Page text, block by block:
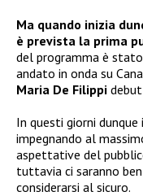
Ma quando inizia
è prevista la prima
del programma è
andato in onda su
Maria De Filippi
In questi giorni
impegnando al
aspettative del
tuttavia ci saranno
considerarsi al sicuro.